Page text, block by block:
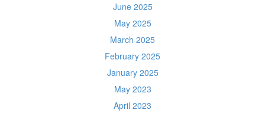
June 2025
May 2025
March 2025
February 2025
January 2025
May 2023
April 2023